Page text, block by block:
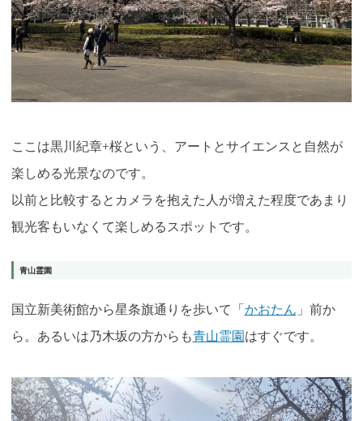
ここは黒川紀章+桜という、アートとサイエンスと自然が
楽しめる光景なのです。
以前と比較するとカメラを抱えた人が増えた程度であまり
観光客もいなくて楽しめるスポットです。
青山霊園
国立新美術館から星条旗通りを歩いて「かおたん 」前か
ら。あるいは乃木坂の方からも青山霊園はすぐです。